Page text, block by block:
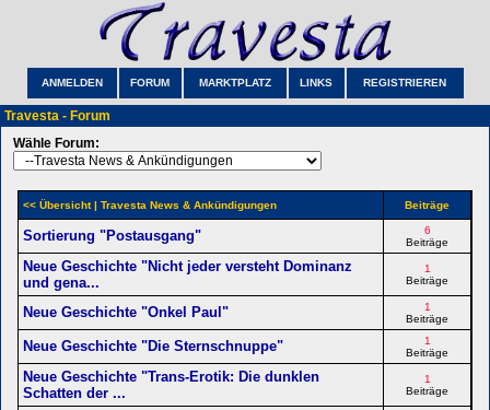
ANMELDEN FORUM MARKTPLATZ LINKS REGISTRIEREN
Travesta - Forum
Wähle Forum:
<< Übersicht| Travesta News & Ankündigungen Beiträge
Sortierung "Postausgang"
6
Beiträge
Neue Geschichte "Nicht jeder versteht Dominanz
und gena...
1
Beiträge
Neue Geschichte "Onkel Paul"
1
Beiträge
Neue Geschichte "Die Sternschnuppe"
1
Beiträge
Neue Geschichte "Trans-Erotik: Die dunklen
Schatten der ...
1
Beiträge